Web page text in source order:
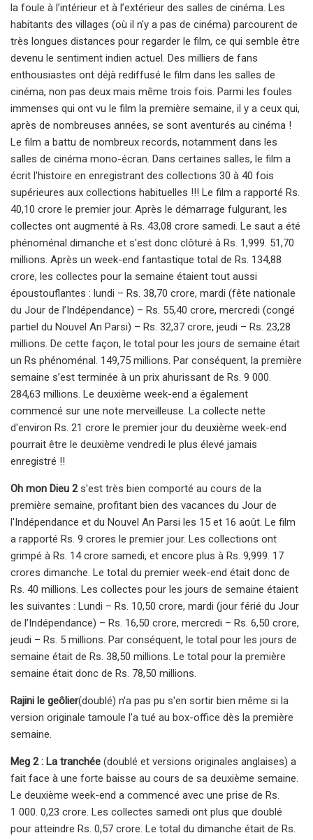
la foule à l’intérieur et à l’extérieur des salles de cinéma. Les
habitants des villages (où il n'y a pas de cinéma) parcourent de
très longues distances pour regarder le film, ce qui semble être
devenu le sentiment indien actuel. Des milliers de fans
enthousiastes ont déjà rediffusé le film dans les salles de
cinéma, non pas deux mais même trois fois. Parmi les foules
immenses qui ont vu le film la première semaine, il y a ceux qui,
après de nombreuses années, se sont aventurés au cinéma !
Le film a battu de nombreux records, notamment dans les
salles de cinéma mono-écran. Dans certaines salles, le film a
écrit l'histoire en enregistrant des collections 30 à 40 fois
supérieures aux collections habituelles !!! Le film a rapporté Rs.
40,10 crore le premier jour. Après le démarrage fulgurant, les
collectes ont augmenté à Rs. 43,08 crore samedi. Le saut a été
phénoménal dimanche et s'est donc clôturé à Rs. 1,999. 51,70
millions. Après un week-end fantastique total de Rs. 134,88
crore, les collectes pour la semaine étaient tout aussi
époustouflantes : lundi – Rs. 38,70 crore, mardi (fête nationale
du Jour de l’Indépendance) – Rs. 55,40 crore, mercredi (congé
partiel du Nouvel An Parsi) – Rs. 32,37 crore, jeudi – Rs. 23,28
millions. De cette façon, le total pour les jours de semaine était
un Rs phénoménal. 149,75 millions. Par conséquent, la première
semaine s’est terminée à un prix ahurissant de Rs. 9 000.
284,63 millions. Le deuxième week-end a également
commencé sur une note merveilleuse. La collecte nette
d'environ Rs. 21 crore le premier jour du deuxième week-end
pourrait être le deuxième vendredi le plus élevé jamais
enregistré !!
Oh mon Dieu 2s'est très bien comporté au cours de la
première semaine, profitant bien des vacances du Jour de
l'Indépendance et du Nouvel An Parsi les 15 et 16 août. Le film
a rapporté Rs. 9 crores le premier jour. Les collections ont
grimpé à Rs. 14 crore samedi, et encore plus à Rs. 9,999. 17
crores dimanche. Le total du premier week-end était donc de
Rs. 40 millions. Les collectes pour les jours de semaine étaient
les suivantes : Lundi – Rs. 10,50 crore, mardi (jour férié du Jour
de l’Indépendance) – Rs. 16,50 crore, mercredi – Rs. 6,50 crore,
jeudi – Rs. 5 millions. Par conséquent, le total pour les jours de
semaine était de Rs. 38,50 millions. Le total pour la première
semaine était donc de Rs. 78,50 millions.
Rajini le geôlier(doublé) n'a pas pu s'en sortir bien même si la
version originale tamoule l'a tué au box-office dès la première
semaine.
Meg 2 : La tranchée (doublé et versions originales anglaises) a
fait face à une forte baisse au cours de sa deuxième semaine.
Le deuxième week-end a commencé avec une prise de Rs.
1 000. 0,23 crore. Les collectes samedi ont plus que doublé
pour atteindre Rs. 0,57 crore. Le total du dimanche était de Rs.